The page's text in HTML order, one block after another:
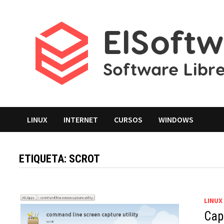
LINUX INTERNET CURSOS WINDOWS
ETIQUETA: SCROT
LINUX